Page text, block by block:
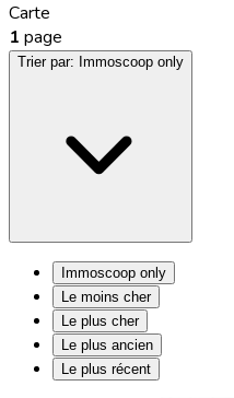
Carte
1 page
Trier par: Immoscoop only
Immoscoop only
Le moins cher
Le plus cher
Le plus ancien
Le plus récent